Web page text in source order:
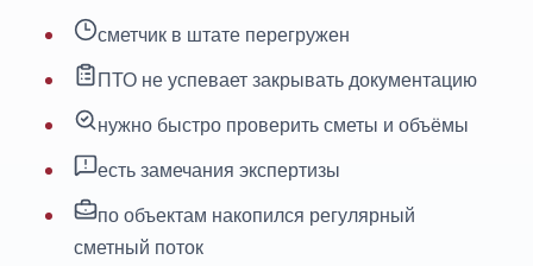
сметчик в штате перегружен
ПТО не успевает закрывать документацию
нужно быстро проверить сметы и объёмы
есть замечания экспертизы
по объектам накопился регулярный
сметный поток